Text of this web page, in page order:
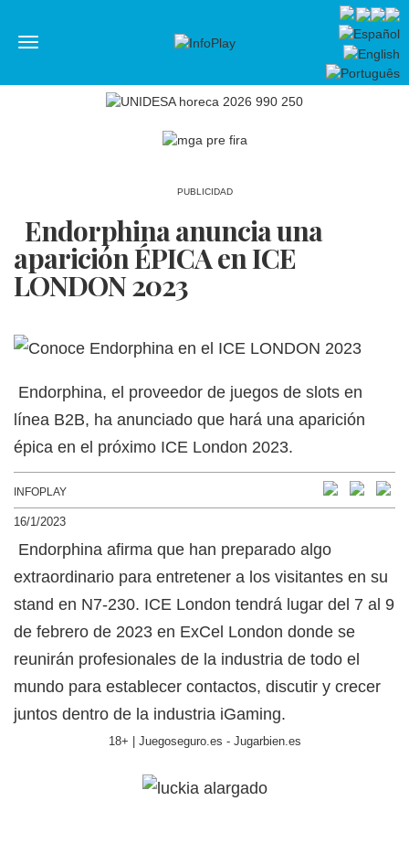
Menú
PUBLICIDAD
Endorphina anuncia una
aparición ÉPICA en ICE
LONDON 2023
Endorphina, el proveedor de juegos de slots en
línea B2B, ha anunciado que hará una aparición
épica en el próximo ICE London 2023.
INFOPLAY
16/1/2023
Endorphina afirma que han preparado algo
extraordinario para entretener a los visitantes en su
stand en N7-230. ICE London tendrá lugar del 7 al 9
de febrero de 2023 en ExCel London donde se
reunirán profesionales de la industria de todo el
mundo para establecer contactos, discutir y crecer
juntos dentro de la industria iGaming.
18+ | Juegoseguro.es - Jugarbien.es